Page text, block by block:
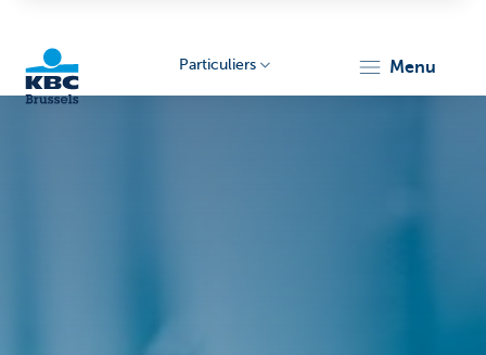
Particuliers menu